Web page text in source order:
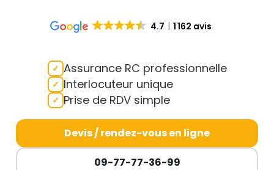
4.7 1 162 avis
Assurance RC professionnelle
Interlocuteur unique
Prise de RDV simple
Devis / rendez-vous en ligne
09-77-77-36-99